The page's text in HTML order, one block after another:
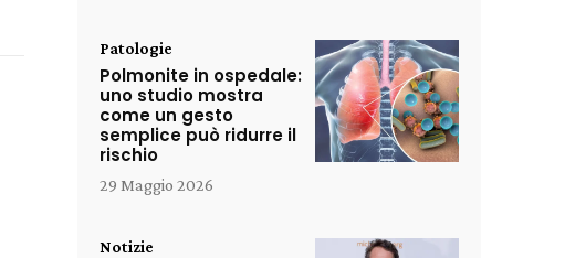
Patologie
Polmonite in ospedale:
uno studio mostra
come un gesto
semplice può ridurre il
rischio
29 Maggio 2026
Notizie